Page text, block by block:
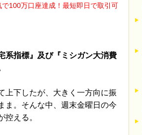
で100万口座達成！最短即日で取引可
系指標』及び『ミシガン大消費
上下したが、大きく一方向に振
ま。そんな中、週末金曜日の今
控える。